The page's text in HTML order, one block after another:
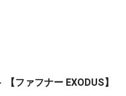
【ファフナー EXODUS】